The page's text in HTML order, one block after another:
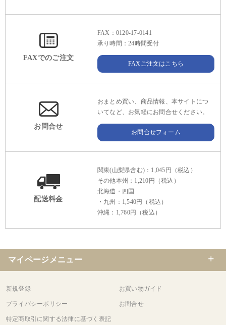
FAXでのご注文
FAX：0120-17-0141
承り時間：24時間受付
FAXご注文はこちら
お問合せ
おまとめ買い、商品情報、本サイトにつ
いてなど、お気軽にお問合せください。
お問合せフォーム
配送料金
関東(山梨県含む)：1,045円（税込）
その他本州：1,210円（税込）
北海道・四国
・九州：1,540円（税込）
沖縄：1,760円（税込）
マイページメニュー
新規登録 お買い物ガイド
プライバシーポリシー お問合せ
特定商取引に関する法律に基づく表記